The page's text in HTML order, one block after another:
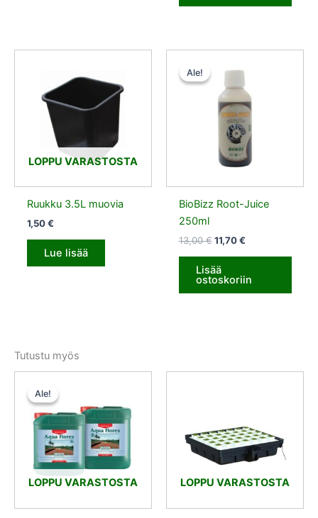
LOPPU VARASTOSTA
Ruukku 3.5L muovia
1,50€
Lue lisää
Ale!
Ale!
BioBizz Root-Juice
250ml
13,00€
13,00 €.
11,70€
on:
11,70 €.
Lisää
ostoskoriin
Tutustu myös
Ale!
LOPPU VARASTOSTA
Ale!
92,00 €.82,80 €.
LOPPU VARASTOSTA